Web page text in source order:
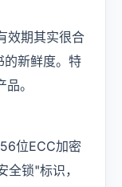
效期其实很合
的新鲜度。特
。
位ECC加密
锁"标识，